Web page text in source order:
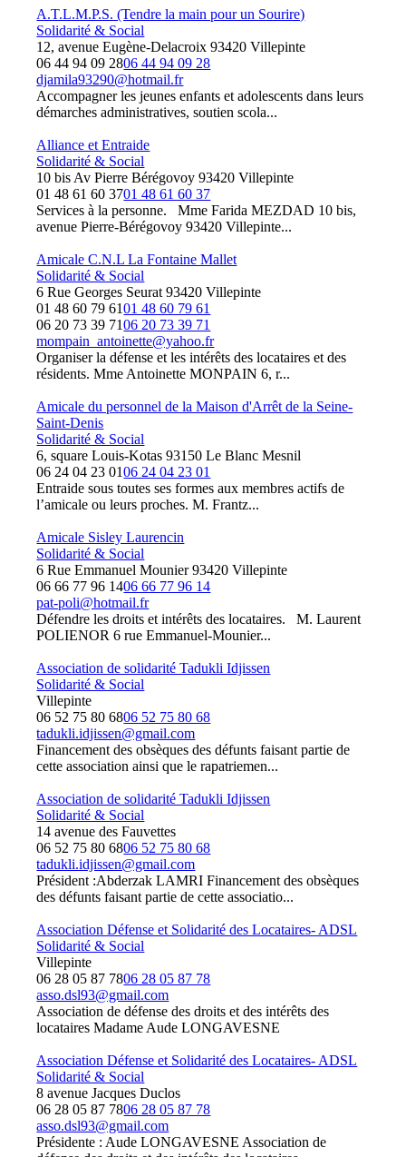
A.T.L.M.P.S. (Tendre la main pour un Sourire)
Solidarité & Social
12, avenue Eugène-Delacroix 93420 Villepinte
06 44 94 09 2806 44 94 09 28
djamila93290@hotmail.fr
Accompagner les jeunes enfants et adolescents dans leurs
démarches administratives, soutien scola...
Alliance et Entraide
Solidarité & Social
10 bis Av Pierre Bérégovoy 93420 Villepinte
01 48 61 60 3701 48 61 60 37
Services à la personne. Mme Farida MEZDAD 10 bis,
avenue Pierre-Bérégovoy 93420 Villepinte...
Amicale C.N.L La Fontaine Mallet
Solidarité & Social
6 Rue Georges Seurat 93420 Villepinte
01 48 60 79 6101 48 60 79 61
06 20 73 39 7106 20 73 39 71
mompain_antoinette@yahoo.fr
Organiser la défense et les intérêts des locataires et des
résidents. Mme Antoinette MONPAIN 6, r...
Amicale du personnel de la Maison d'Arrêt de la Seine-
Saint-Denis
Solidarité & Social
6, square Louis-Kotas 93150 Le Blanc Mesnil
06 24 04 23 0106 24 04 23 01
Entraide sous toutes ses formes aux membres actifs de
l’amicale ou leurs proches. M. Frantz...
Amicale Sisley Laurencin
Solidarité & Social
6 Rue Emmanuel Mounier 93420 Villepinte
06 66 77 96 1406 66 77 96 14
pat-poli@hotmail.fr
Défendre les droits et intérêts des locataires. M. Laurent
POLIENOR 6 rue Emmanuel-Mounier...
Association de solidarité Tadukli Idjissen
Solidarité & Social
Villepinte
06 52 75 80 6806 52 75 80 68
tadukli.idjissen@gmail.com
Financement des obsèques des défunts faisant partie de
cette association ainsi que le rapatriemen...
Association de solidarité Tadukli Idjissen
Solidarité & Social
14 avenue des Fauvettes
06 52 75 80 6806 52 75 80 68
tadukli.idjissen@gmail.com
Président :Abderzak LAMRI Financement des obsèques
des défunts faisant partie de cette associatio...
Association Défense et Solidarité des Locataires- ADSL
Solidarité & Social
Villepinte
06 28 05 87 7806 28 05 87 78
asso.dsl93@gmail.com
Association de défense des droits et des intérêts des
locataires Madame Aude LONGAVESNE
Association Défense et Solidarité des Locataires- ADSL
Solidarité & Social
8 avenue Jacques Duclos
06 28 05 87 7806 28 05 87 78
asso.dsl93@gmail.com
Présidente : Aude LONGAVESNE Association de